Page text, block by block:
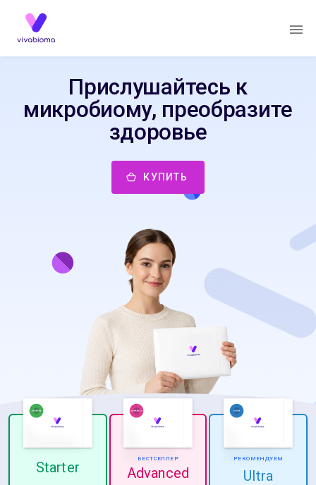
Прислушайтесь к
микробиому, преобразите
здоровье
КУПИТЬ
Starter
БЕСТСЕЛЛЕР
Advanced
РЕКОМЕНДУЕМ
Ultra